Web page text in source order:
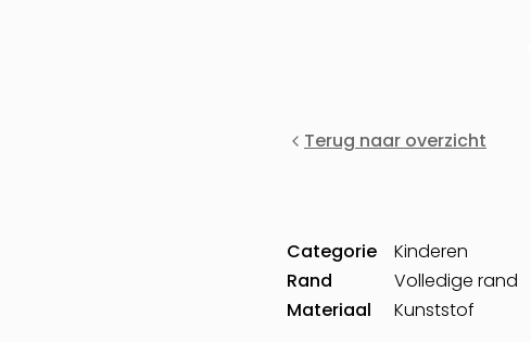
Terug naar overzicht
Categorie
Kinderen
Rand
Volledige rand
Materiaal
Kunststof